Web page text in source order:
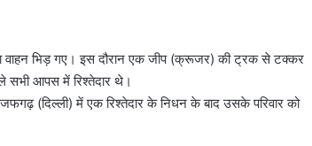
वाहन भिड़ गए। इस दौरान एक जीप (क्रूजर) की ट्रक से टक्कर
सभी आपस में रिश्तेदार थे।
(दिल्ली) में एक रिश्तेदार के निधन के बाद उसके परिवार को